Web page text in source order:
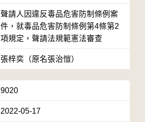
聲請人因違反毒品危害防制條例案
件，就毒品危害防制條例第4條第2
項規定，聲請法規範憲法審查
張梓奕（原名張治愷）
9020
2022-05-17